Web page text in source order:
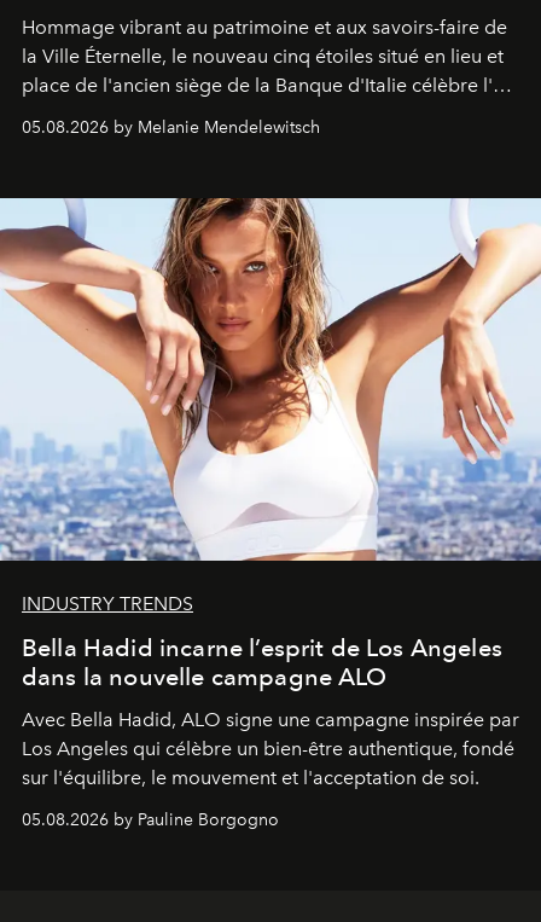
Hommage vibrant au patrimoine et aux savoirs-faire de
la Ville Éternelle, le nouveau cinq étoiles situé en lieu et
place de l'ancien siège de la Banque d'Italie célèbre l'art
05.08.2026 by Melanie Mendelewitsch
INDUSTRY TRENDS
Bella Hadid incarne l’esprit de Los Angeles
dans la nouvelle campagne ALO
Avec Bella Hadid, ALO signe une campagne inspirée par
Los Angeles qui célèbre un bien-être authentique, fondé
sur l'équilibre, le mouvement et l'acceptation de soi.
05.08.2026 by Pauline Borgogno